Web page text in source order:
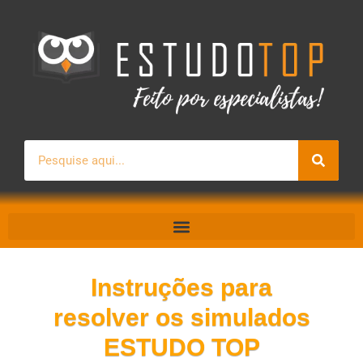
Instruções para
resolver os simulados
ESTUDO TOP